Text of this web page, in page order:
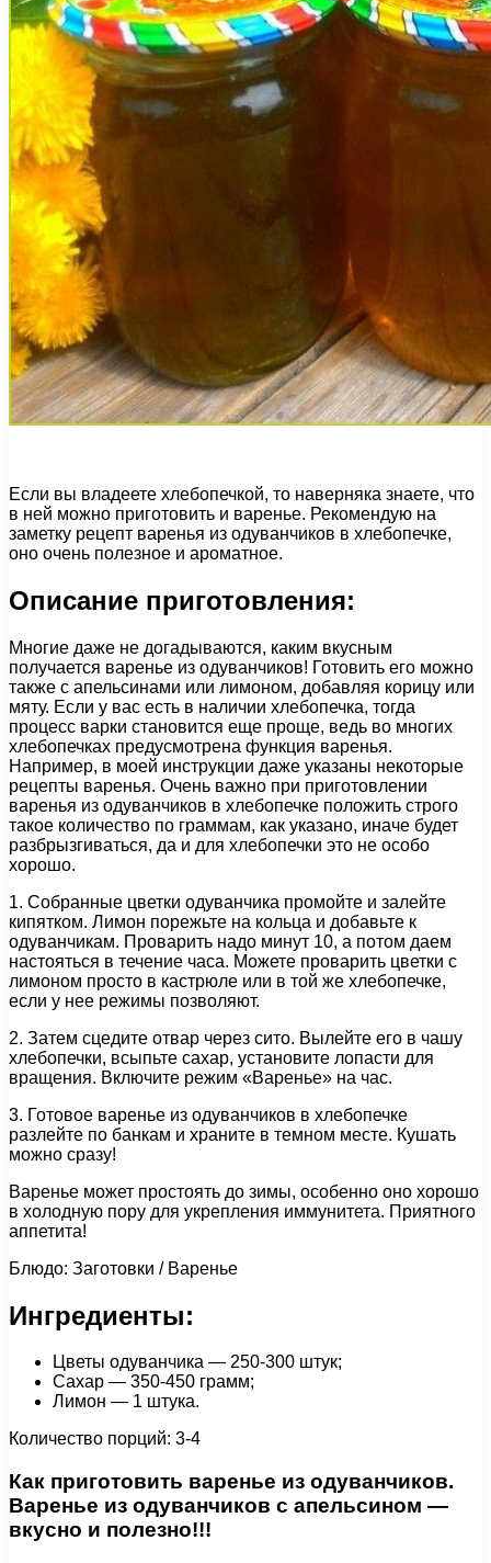
Если вы владеете хлебопечкой, то наверняка знаете, что
в ней можно приготовить и варенье. Рекомендую на
заметку рецепт варенья из одуванчиков в хлебопечке,
оно очень полезное и ароматное.
Описание приготовления:
Многие даже не догадываются, каким вкусным
получается варенье из одуванчиков! Готовить его можно
также с апельсинами или лимоном, добавляя корицу или
мяту. Если у вас есть в наличии хлебопечка, тогда
процесс варки становится еще проще, ведь во многих
хлебопечках предусмотрена функция варенья.
Например, в моей инструкции даже указаны некоторые
рецепты варенья. Очень важно при приготовлении
варенья из одуванчиков в хлебопечке положить строго
такое количество по граммам, как указано, иначе будет
разбрызгиваться, да и для хлебопечки это не особо
хорошо.
1. Собранные цветки одуванчика промойте и залейте
кипятком. Лимон порежьте на кольца и добавьте к
одуванчикам. Проварить надо минут 10, а потом даем
настояться в течение часа. Можете проварить цветки с
лимоном просто в кастрюле или в той же хлебопечке,
если у нее режимы позволяют.
2. Затем сцедите отвар через сито. Вылейте его в чашу
хлебопечки, всыпьте сахар, установите лопасти для
вращения. Включите режим «Варенье» на час.
3. Готовое варенье из одуванчиков в хлебопечке
разлейте по банкам и храните в темном месте. Кушать
можно сразу!
Варенье может простоять до зимы, особенно оно хорошо
в холодную пору для укрепления иммунитета. Приятного
аппетита!
Блюдо: Заготовки / Варенье
Ингредиенты:
Цветы одуванчика — 250-300 штук;
Сахар — 350-450 грамм;
Лимон — 1 штука.
Количество порций: 3-4
Как приготовить варенье из одуванчиков.
Варенье из одуванчиков с апельсином —
вкусно и полезно!!!